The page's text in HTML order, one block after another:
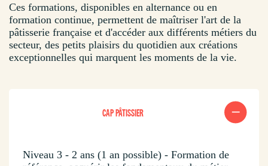
Ces formations, disponibles en alternance ou en
formation continue, permettent de maîtriser l'art de la
pâtisserie française et d'accéder aux différents métiers du
secteur, des petits plaisirs du quotidien aux créations
exceptionnelles qui marquent les moments de la vie.
CAP PÂTISSIER
Niveau 3 - 2 ans (1 an possible) - Formation de